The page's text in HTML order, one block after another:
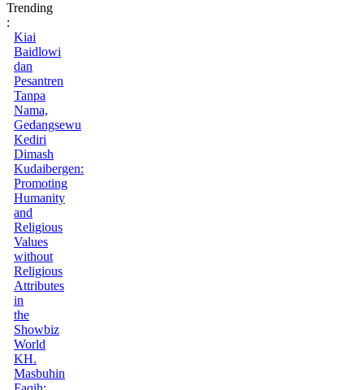
Trending
:
Kiai
Baidlowi
dan
Pesantren
Tanpa
Nama,
Gedangsewu
Kediri
Dimash
Kudaibergen:
Promoting
Humanity
and
Religious
Values
without
Religious
Attributes
in
the
Showbiz
World
KH.
Masbuhin